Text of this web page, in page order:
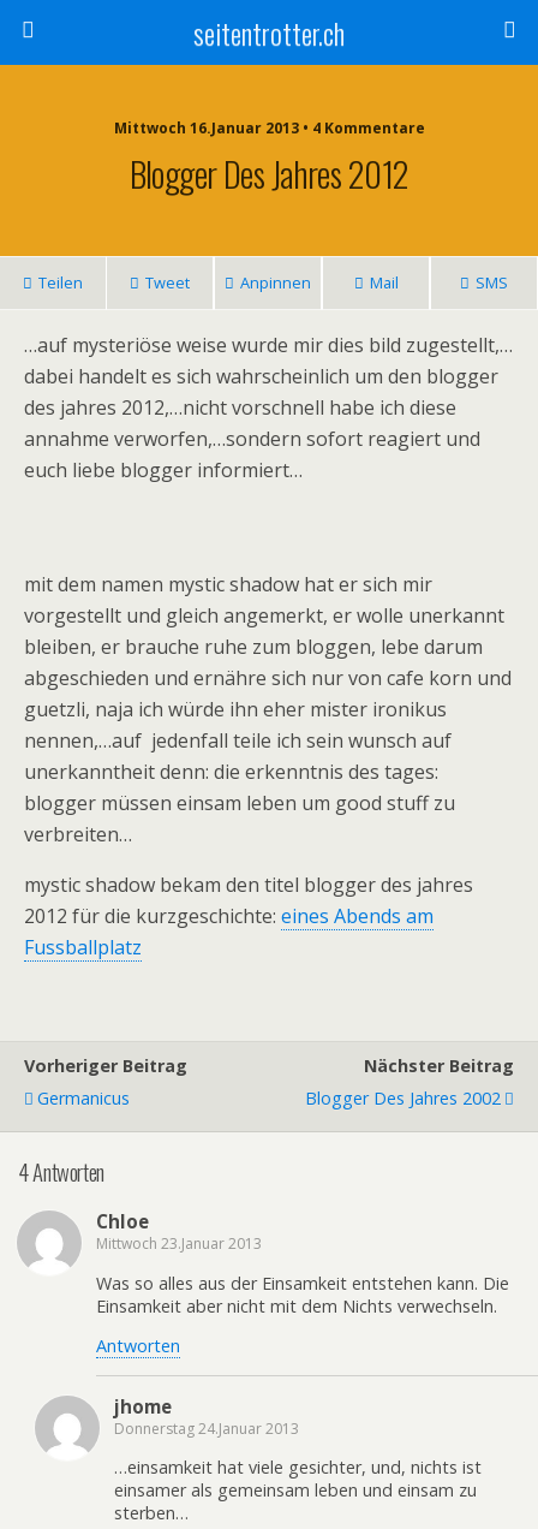
seitentrotter.ch
Mittwoch 16.Januar 2013 • 4 Kommentare
Blogger Des Jahres 2012
Teilen Tweet Anpinnen Mail SMS
…auf mysteriöse weise wurde mir dies bild zugestellt,…
dabei handelt es sich wahrscheinlich um den blogger
des jahres 2012,…nicht vorschnell habe ich diese
annahme verworfen,…sondern sofort reagiert und
euch liebe blogger informiert…
mit dem namen mystic shadow hat er sich mir
vorgestellt und gleich angemerkt, er wolle unerkannt
bleiben, er brauche ruhe zum bloggen, lebe darum
abgeschieden und ernähre sich nur von cafe korn und
guetzli, naja ich würde ihn eher mister ironikus
nennen,…auf jedenfall teile ich sein wunsch auf
unerkanntheit denn: die erkenntnis des tages:
blogger müssen einsam leben um good stuff zu
verbreiten…
mystic shadow bekam den titel blogger des jahres
2012 für die kurzgeschichte: eines Abends am
Fussballplatz
Vorheriger Beitrag
Germanicus
Nächster Beitrag
Blogger Des Jahres 2002
4 Antworten
Chloe
Mittwoch 23.Januar 2013
Was so alles aus der Einsamkeit entstehen kann. Die
Einsamkeit aber nicht mit dem Nichts verwechseln.
Antworten
jhome
Donnerstag 24.Januar 2013
…einsamkeit hat viele gesichter, und, nichts ist
einsamer als gemeinsam leben und einsam zu
sterben…